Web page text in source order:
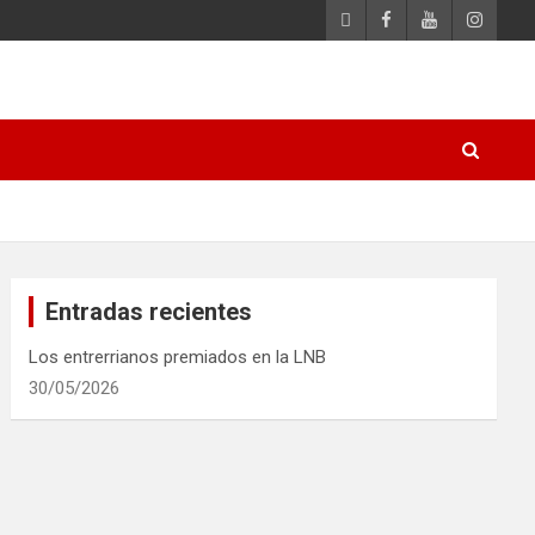
Entradas recientes
Los entrerrianos premiados en la LNB
30/05/2026